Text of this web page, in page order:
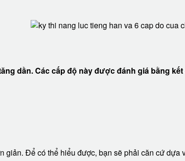
dần. Các cấp độ này được đánh giá bằng
giản. Để có thể hiểu được, bạn sẽ phải căn cứ